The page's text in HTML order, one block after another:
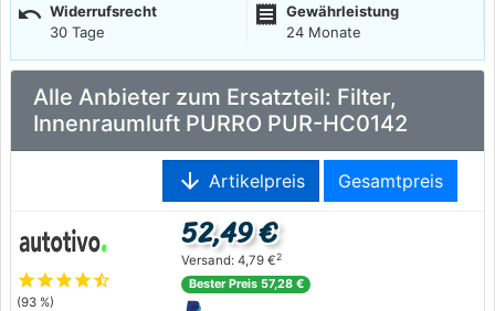
undo Widerrufsrecht
30 Tage
receipt
Gewährleistung
24 Monate
Alle Anbieter zum Ersatzteil: Filter,
Innenraumluft PURRO PUR-HC0142
arrow_downward Artikelpreis Gesamtpreis
starstarstarstarstar_half
(93 %)
52,49 €
Versand: 4,79 €2
Bester Preis 57,28 €